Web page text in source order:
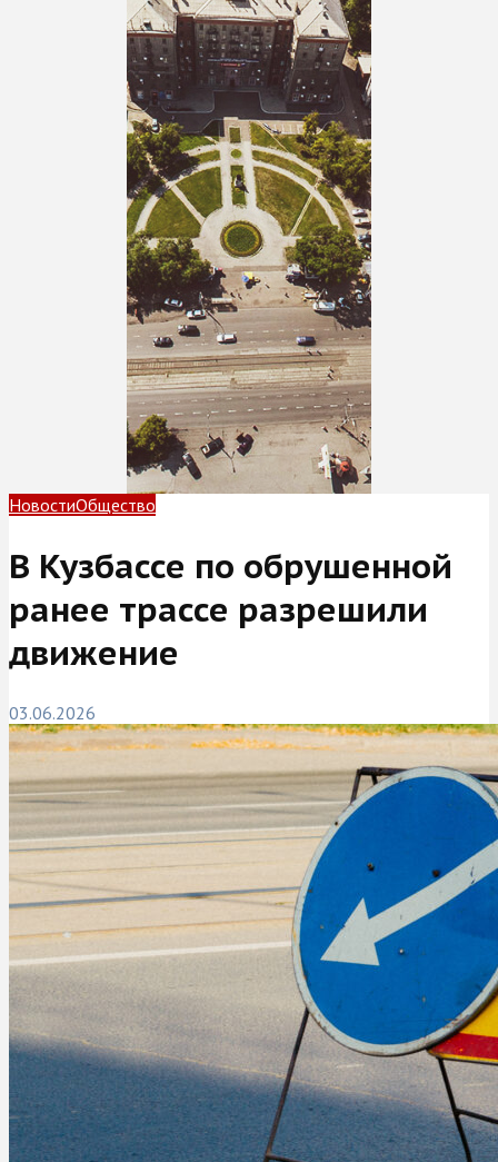
НовостиОбщество
В Кузбассе по обрушенной
ранее трассе разрешили
движение
03.06.2026